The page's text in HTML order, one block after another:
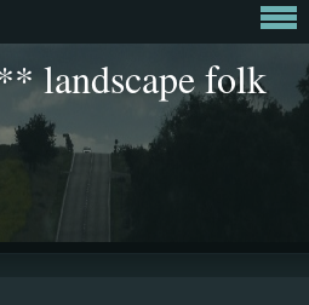
landscape folk